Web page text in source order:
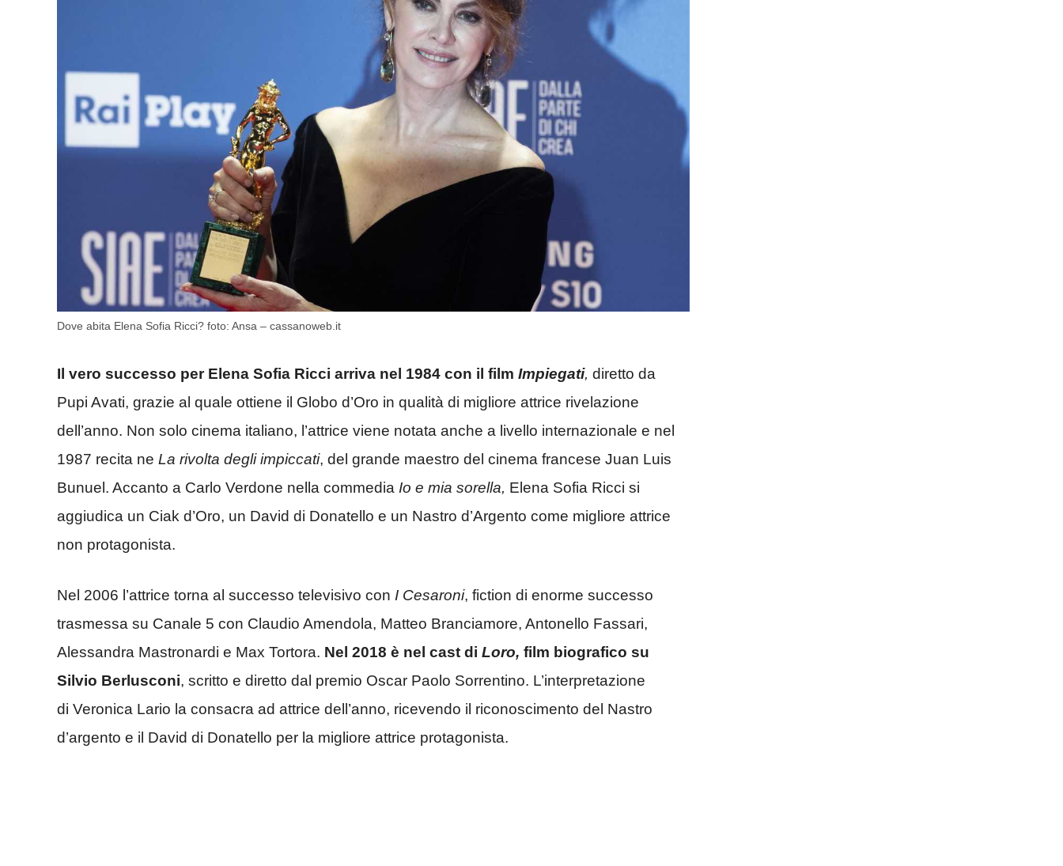
Dove abita Elena Sofia Ricci? foto: Ansa – cassanoweb.it
Il vero successo per Elena Sofia Ricci arriva nel 1984 con il film Impiegati, diretto da
Pupi Avati, grazie al quale ottiene il Globo d’Oro in qualità di migliore attrice rivelazione
dell’anno. Non solo cinema italiano, l’attrice viene notata anche a livello internazionale e nel
1987 recita ne La rivolta degli impiccati, del grande maestro del cinema francese Juan Luis
Bunuel. Accanto a Carlo Verdone nella commedia Io e mia sorella, Elena Sofia Ricci si
aggiudica un Ciak d’Oro, un David di Donatello e un Nastro d’Argento come migliore attrice
non protagonista.
Nel 2006 l’attrice torna al successo televisivo con I Cesaroni, fiction di enorme successo
trasmessa su Canale 5 con Claudio Amendola, Matteo Branciamore, Antonello Fassari,
Alessandra Mastronardi e Max Tortora. Nel 2018 è nel cast di Loro, film biografico su
Silvio Berlusconi, scritto e diretto dal premio Oscar Paolo Sorrentino. L’interpretazione
di Veronica Lario la consacra ad attrice dell’anno, ricevendo il riconoscimento del Nastro
d’argento e il David di Donatello per la migliore attrice protagonista.